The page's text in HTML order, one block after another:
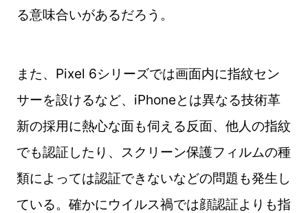
る意味合いがあるだろう。
また、Pixel 6シリーズでは画面内に指紋セン
サーを設けるなど、iPhoneとは異なる技術革
新の採用に熱心な面も伺える反面、他人の指紋
でも認証したり、スクリーン保護フィルムの種
類によっては認証できないなどの問題も発生し
ている。確かにウイルス禍では顔認証よりも指